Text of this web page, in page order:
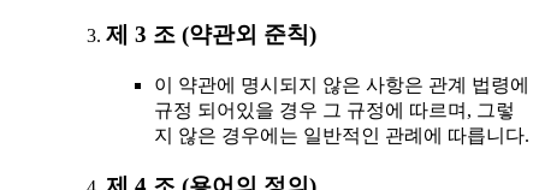
제 3 조 (약관외 준칙)
이 약관에 명시되지 않은 사항은 관계 법령에
규정 되어있을 경우 그 규정에 따르며, 그렇
지 않은 경우에는 일반적인 관례에 따릅니다.